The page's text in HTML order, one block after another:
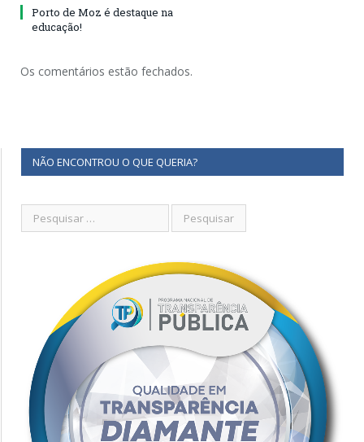
Porto de Moz é destaque na
educação!
Os comentários estão fechados.
NÃO ENCONTROU O QUE QUERIA?